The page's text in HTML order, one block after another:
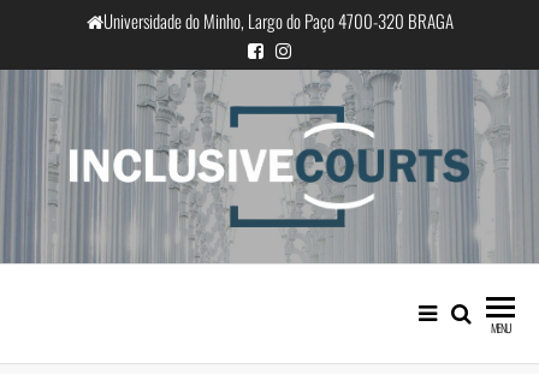
o
conteúdo
Universidade do Minho, Largo do Paço 4700-320 BRAGA
InclusiveCourts
Igualdade e diferença cultural na
prática judicial portuguesa
MENU